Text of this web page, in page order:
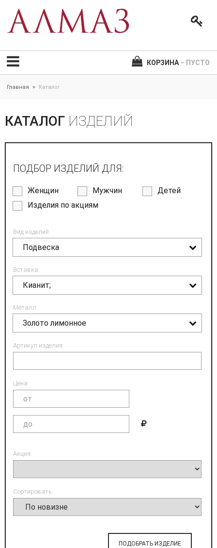
КОРЗИНА – ПУСТО
Главная > Каталог
КАТАЛОГ ИЗДЕЛИЙ
ПОДБОР ИЗДЕЛИЙ ДЛЯ:
Женщин Мужчин
Детей
Изделия по акциям
Вид изделий:
Подвеска
Вставка:
Кианит;
Металл:
Золото лимонное
Артикул изделия:
Цена:
Акция:
Сортировать:
ПОДОБРАТЬ ИЗДЕЛИЕ